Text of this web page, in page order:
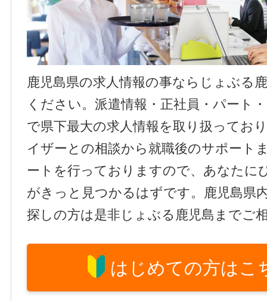
鹿児島県の求人情報の事ならじょぶる
ください。派遣情報・正社員・パート
で県下最大の求人情報を取り扱ってお
イザーとの相談から就職後のサポート
ートを行っておりますので、あなたに
がきっと見つかるはずです。鹿児島県
探しの方は是非じょぶる鹿児島までご
はじめての方はこ